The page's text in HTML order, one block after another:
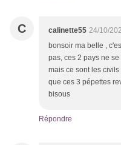
C calinette55 24/10/
bonsoir ma belle ,
pas, ces 2 pays ne
mais ce sont les
que ces 3 pépettes
bisous
Répondre